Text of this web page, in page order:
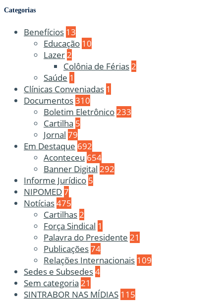
Categorias
Benefícios 13
Educação 10
Lazer 2
Colônia de Férias 2
Saúde 1
Clínicas Conveniadas 1
Documentos310
Boletim Eletrônico 233
Cartilha 5
Jornal 79
Em Destaque 692
Aconteceu 654
Banner Digital 292
Informe Jurídico 5
NIPOMED7
Notícias475
Cartilhas 2
Força Sindical 1
Palavra do Presidente 21
Publicações74
Relações Internacionais 109
Sedes e Subsedes4
Sem categoria 21
SINTRABOR NAS MÍDIAS 115